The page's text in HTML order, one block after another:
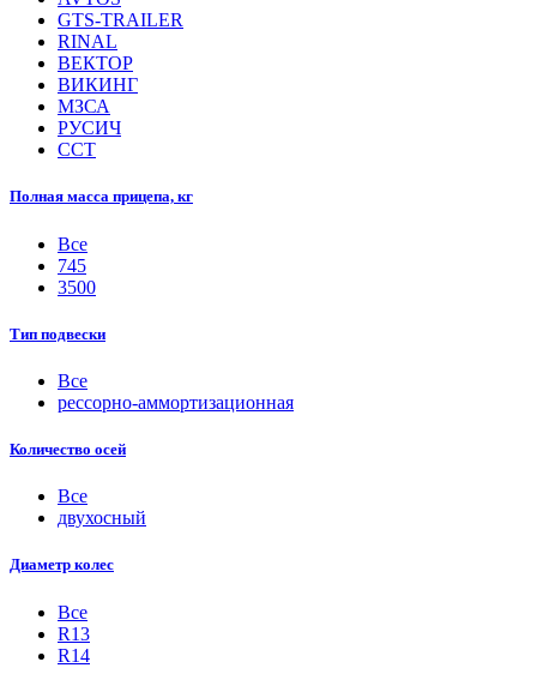
GTS-TRAILER
RINAL
ВЕКТОР
ВИКИНГ
МЗСА
РУСИЧ
ССТ
Полная масса прицепа, кг
Все
745
3500
Тип подвески
Все
рессорно-аммортизационная
Количество осей
Все
двухосный
Диаметр колес
Все
R13
R14